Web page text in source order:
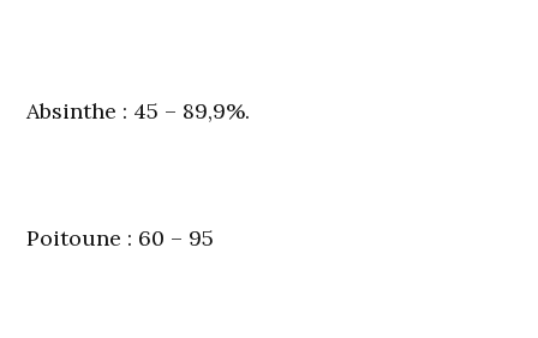
Absinthe : 45 – 89,9%.
Poitoune : 60 – 95